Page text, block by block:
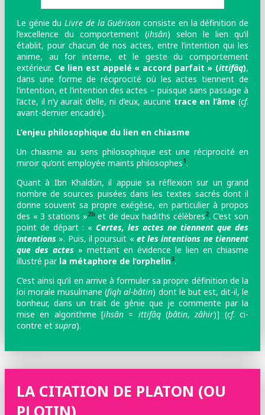
Le génie duLivre de la Guérison consiste en la définition de
l’excellence du comportement (ihsân) selon le lien qu’il
établit, pour chacun de nos actes, entre l’intention qui les
anime, au for interne, et le geste du comportement
extérieur. Ce lien est appelé « accord parfait » (ittifâq),
dans une forme de réciprocité où les actes tiennent de
l’intention, et l’intention des actes – puisque sans passage à
l’acte, il n’y aurait d’elle, ni d’eux, aucune trace en l’âme (cf.
avant-dernier encadré).
L’enjeu philosophique du lien en chiasme
Un chiasme au sens philosophique est une réciprocité en
miroir qu’ont employée maints philosophes1.
Quant à Ibn Khaldûn, il appuie sa réflexion sur un grand
nombre de sources puisées dans les textes sacrés dont il
donne souvent sa propre exégèse, en particulier à propos
des « 3 stations »2bet de deux hadiths célèbres2. C’est son
point de départ : « Certes, les actes ne tiennent que des
intentions ». Puis, il poursuit « et les intentions ne tiennent
que des actes » mettant en évidence le lien en chiasme
illustré par la métaphore de l’orphelin3.
C’est ainsi qu’il en arrive à formuler sa propre définition de la
loi morale musulmane (fiqh al-bâtin) dont le but est, dit-il, le
bonheur, dans un trait de génie que je commente par la
mise en algorithme [ihsân = ittifâq(bâtin,zâhir)] (cf. ci-
contre et supra).
LA CITATION DE PLATON (OU